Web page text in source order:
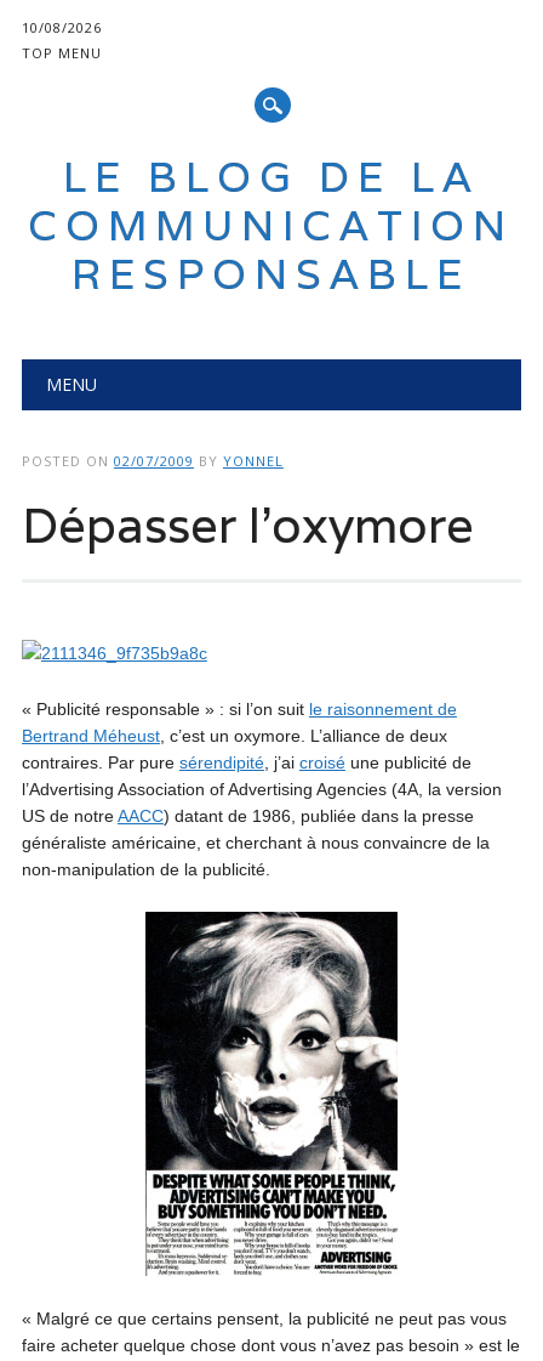
10/08/2026
TOP MENU
LE BLOG DE LA
COMMUNICATION
RESPONSABLE
Main menu
MENU
POSTED ON 02/07/2009 BY YONNEL
Dépasser l’oxymore
« Publicité responsable » : si l’on suit le raisonnement de
Bertrand Méheust, c’est un oxymore. L’alliance de deux
contraires. Par pure sérendipité, j’ai croiséune publicité de
l’Advertising Association of Advertising Agencies (4A, la version
US de notreAACC) datant de 1986, publiée dans la presse
généraliste américaine, et cherchant à nous convaincre de la
non-manipulation de la publicité.
« Malgré ce que certains pensent, la publicité ne peut pas vous
faire acheter quelque chose dont vous n’avez pas besoin » est le